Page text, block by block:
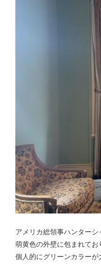
アメリカ総領事ハンターシ
萌黄色の外壁に包まれてお
個人的にグリーンカラー